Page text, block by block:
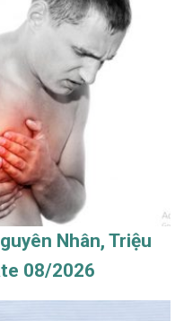
Nhân, Triệu
08/2026